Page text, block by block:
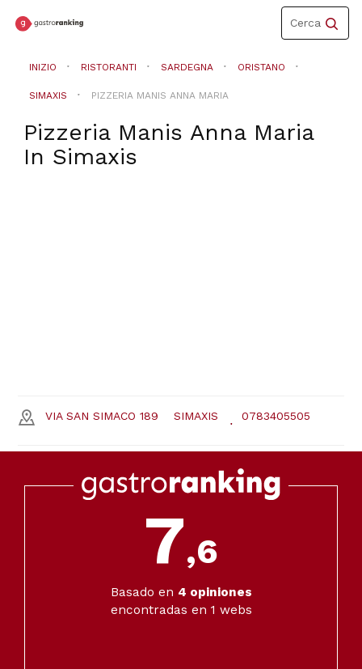
Toggle
navigation
Cerca
INIZIO RISTORANTI SARDEGNA ORISTANO
SIMAXIS PIZZERIA MANIS ANNA MARIA
Pizzeria Manis Anna Maria
In Simaxis
VIA SAN SIMACO 189 SIMAXIS 0783405505
7,6
Basado en 4 opiniones
encontradas en 1 webs